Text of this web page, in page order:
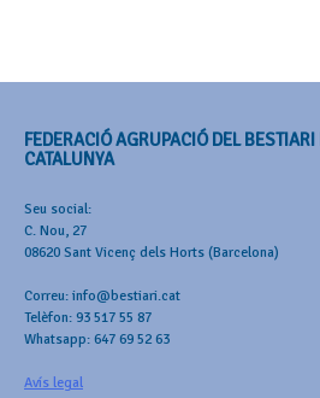
FEDERACIÓ AGRUPACIÓ DEL
CATALUNYA
Seu social:
C. Nou, 27
08620 Sant Vicenç dels Horts (Barcelona)
Correu: info@bestiari.cat
Telèfon: 93 517 55 87
Whatsapp: 647 69 52 63
Avís legal